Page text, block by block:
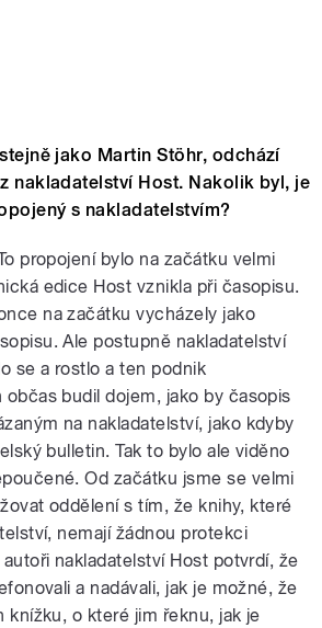
jako Martin Stöhr, odchází
nakladatelství Host. Nakolik byl, je
s nakladatelstvím?
propojení bylo na začátku velmi
edice Host vznikla při časopisu.
na začátku vycházely jako
Ale postupně nakladatelství
se a rostlo a ten podnik
budil dojem, jako by časopis
na nakladatelství, jako kdyby
bulletin. Tak to bylo ale viděno
Od začátku jsme se velmi
oddělení s tím, že knihy, které
nemají žádnou protekci
nakladatelství Host potvrdí, že
a nadávali, jak je možné, že
knížku, o které jim řeknu, jak je